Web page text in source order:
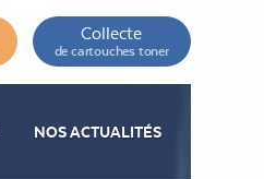
Collecte
de cartouches toner
NOS ACTUALITÉS